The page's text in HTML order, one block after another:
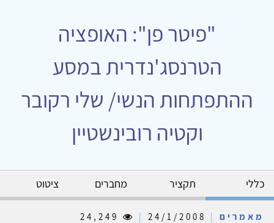
"פיטר פן": האופציה
הטרנסג'נדרית במסע
ההתפתחות הנשי/ שלי רקובר
וקטיה רובינשטיין
כללי תקציר מחברים ציטוט
מאמרים |
|